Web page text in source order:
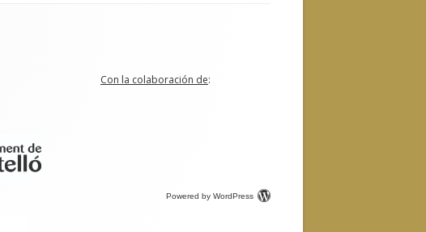
Con la colaboración de:
Powered by WordPress